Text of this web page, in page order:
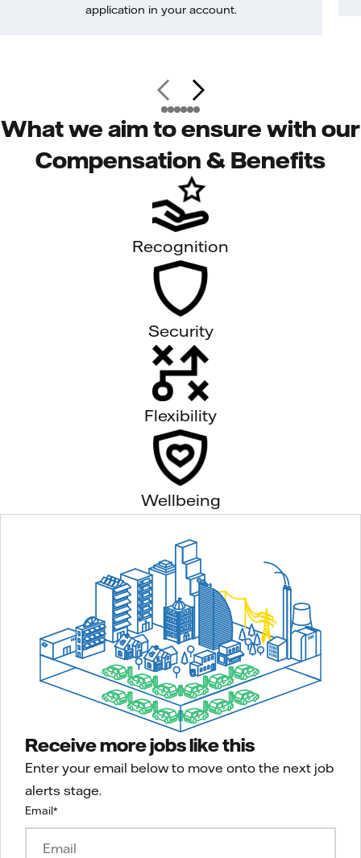
application in your account.
What we aim to ensure with our
Compensation & Benefits
Recognition
Security
Flexibility
Wellbeing
Receive more jobs like this
Enter your email below to move onto the next job
alerts stage.
Email*